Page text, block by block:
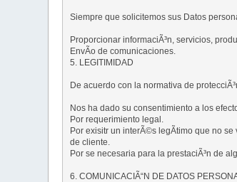
Siempre que solicitemos sus Datos
Proporcionar informaciÃ³n, servicios,
EnvÃ­o de comunicaciones.
5. LEGITIMIDAD
De acuerdo con la normativa de
Nos ha dado su consentimiento a los
Por requerimiento legal.
Por exisitr un interÃ©s legÃ­timo que no
de cliente.
Por se necesaria para la prestaciÃ³n de
6. COMUNICACIÃ“N DE DATOS